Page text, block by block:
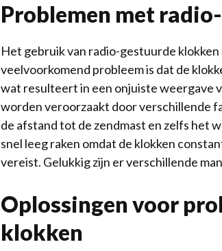
Problemen met
Het gebruik van radio-gestuurde
veelvoorkomend probleem is dat de
wat resulteert in een onjuiste weergave
worden veroorzaakt door verschillende
de afstand tot de zendmast en zelfs het
snel leeg raken omdat de klokken
vereist. Gelukkig zijn er verschillende
Oplossingen voor
klokken